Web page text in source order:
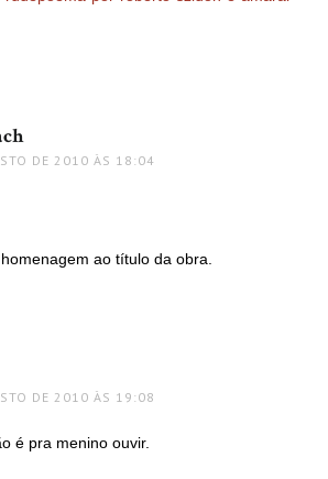
disse:
DE 2010 ÀS 18:04
ao título da obra.
DE 2010 ÀS 19:08
é pra menino ouvir.